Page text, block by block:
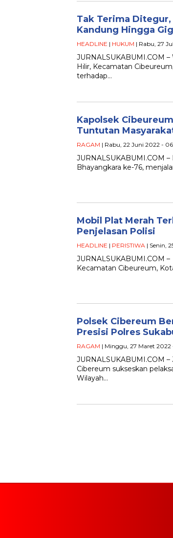
Tak Terima
Kandung Hingga
HEADLINE | HUKUM | Rabu, 27
JURNALSUKABUMI.COM
Hilir, Kecamatan
terhadap…
Kapolsek
Tuntutan
RAGAM | Rabu, 22 Juni 2022 -
JURNALSUKABUMI.COM
Bhayangkara ke-76,
Mobil Plat Merah
Penjelasan Polisi
HEADLINE | PERISTIWA | Senin,
JURNALSUKABUMI.COM
Kecamatan Cibeureum,
Polsek Cibereum
Presisi Polres
RAGAM | Minggu, 27 Maret 2022
JURNALSUKABUMI.COM
Cibereum sukseskan
Wilayah…